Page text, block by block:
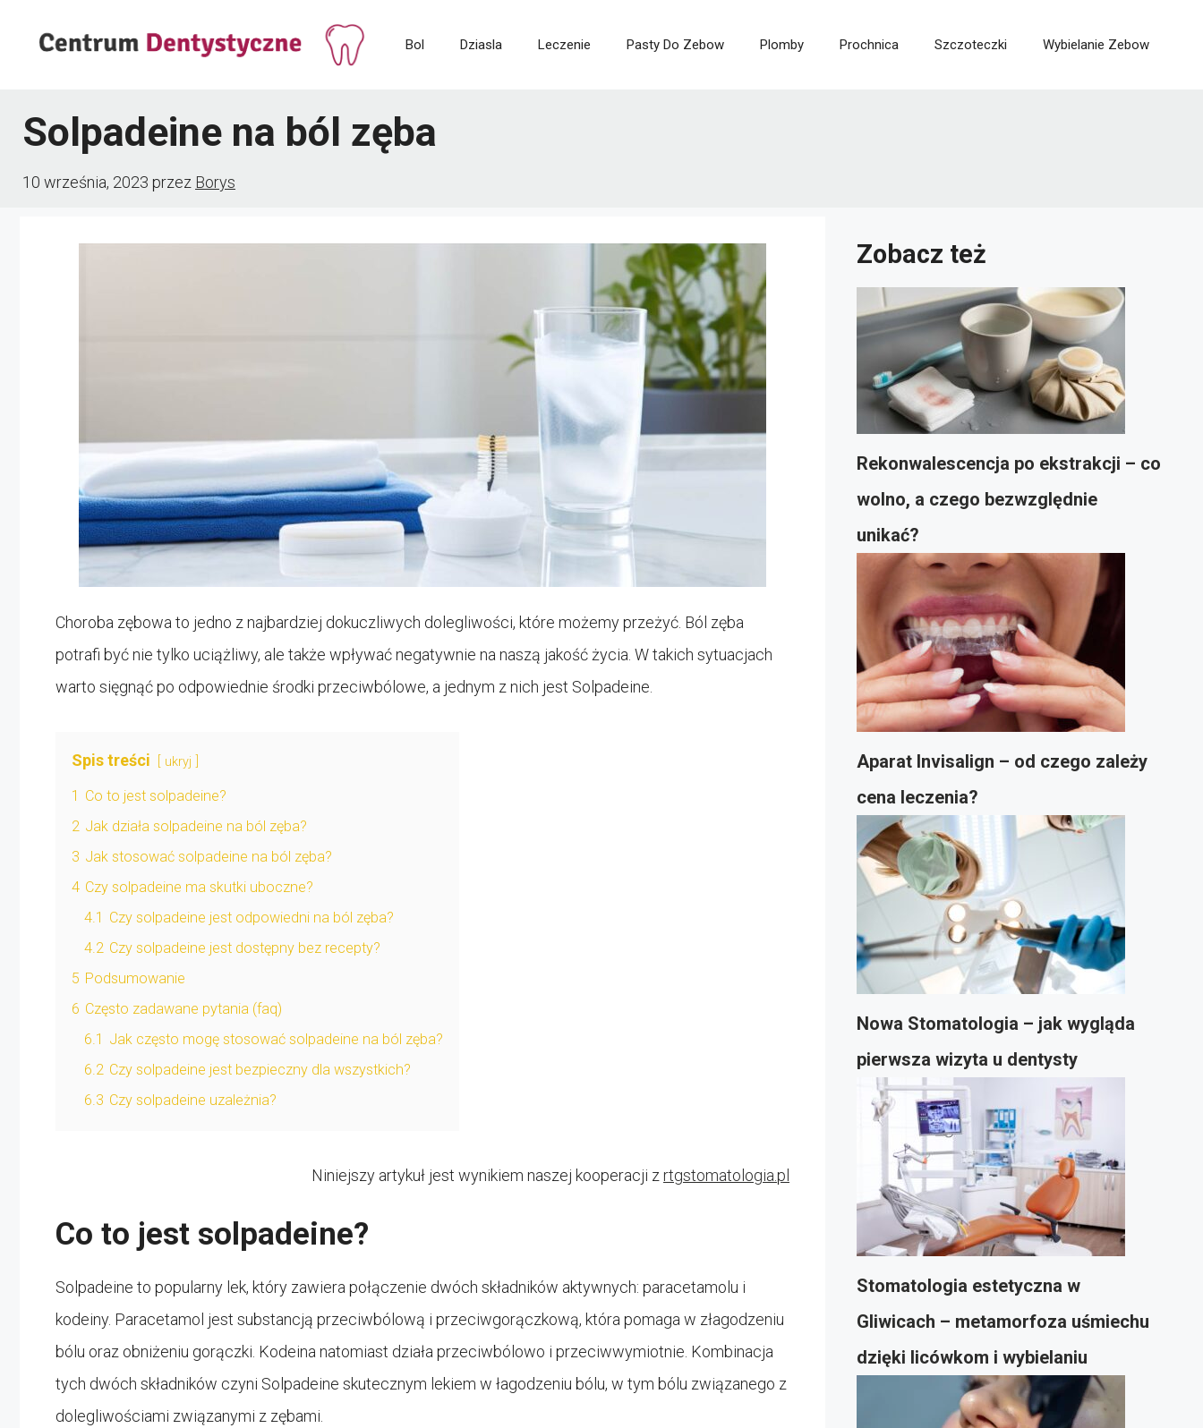
Bol Dziasla Leczenie Pasty Do Zebow Plomby Prochnica Szczoteczki Wybielanie Zebow
Solpadeine na ból zęba
10 września, 2023 przez Borys
Choroba zębowa to jedno z najbardziej dokuczliwych dolegliwości, które możemy przeżyć. Ból zęba
potrafi być nie tylko uciążliwy, ale także wpływać negatywnie na naszą jakość życia. W takich sytuacjach
warto sięgnąć po odpowiednie środki przeciwbólowe, a jednym z nich jest Solpadeine.
Spis treści ukryj
1 Co to jest solpadeine?
2 Jak działa solpadeine na ból zęba?
3 Jak stosować solpadeine na ból zęba?
4 Czy solpadeine ma skutki uboczne?
4.1 Czy solpadeine jest odpowiedni na ból zęba?
4.2 Czy solpadeine jest dostępny bez recepty?
5 Podsumowanie
6 Często zadawane pytania (faq)
6.1 Jak często mogę stosować solpadeine na ból zęba?
6.2 Czy solpadeine jest bezpieczny dla wszystkich?
6.3 Czy solpadeine uzależnia?
Niniejszy artykuł jest wynikiem naszej kooperacji z rtgstomatologia.pl
Co to jest solpadeine?
Solpadeine to popularny lek, który zawiera połączenie dwóch składników aktywnych: paracetamolu i
kodeiny. Paracetamol jest substancją przeciwbólową i przeciwgorączkową, która pomaga w złagodzeniu
bólu oraz obniżeniu gorączki. Kodeina natomiast działa przeciwbólowo i przeciwwymiotnie. Kombinacja
tych dwóch składników czyni Solpadeine skutecznym lekiem w łagodzeniu bólu, w tym bólu związanego z
dolegliwościami związanymi z zębami.
Zobacz też
Rekonwalescencja po ekstrakcji – co
wolno, a czego bezwzględnie
unikać?
Aparat Invisalign – od czego zależy
cena leczenia?
Nowa Stomatologia – jak wygląda
pierwsza wizyta u dentysty
Stomatologia estetyczna w
Gliwicach – metamorfoza uśmiechu
dzięki licówkom i wybielaniu